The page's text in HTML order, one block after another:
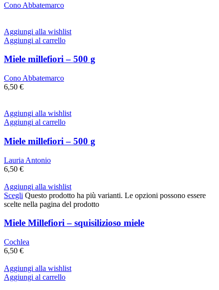
Cono Abbatemarco
Aggiungi alla wishlist
Aggiungi al carrello
Miele millefiori – 500 g
Cono Abbatemarco
6,50 €
Aggiungi alla wishlist
Aggiungi al carrello
Miele millefiori – 500 g
Lauria Antonio
6,50 €
Aggiungi alla wishlist
Scegli Questo prodotto ha più varianti. Le opzioni possono essere
scelte nella pagina del prodotto
Miele Millefiori – squisilizioso miele
Cochlea
6,50 €
Aggiungi alla wishlist
Aggiungi al carrello